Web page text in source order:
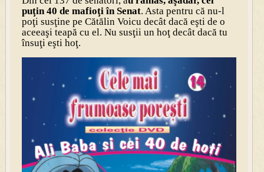
puţin 40 de mafioţi în Senat. Asta pentru că nu-l
poţi susţine pe Cătălin Voicu decât dacă eşti de o
aceeaşi teapă cu el. Nu susţii un hoţ decât dacă tu
însuţi eşti hoţ.